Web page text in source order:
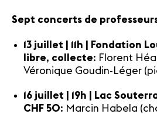
Sept concerts de
13 juillet | 11h | Fondation
libre, collecte: Florent
Véronique Goudin-Léger
16 juillet | 19h | Lac
CHF 50: Marcin Habela